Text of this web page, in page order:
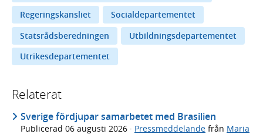
Regeringskansliet
Socialdepartementet
Statsrådsberedningen
Utbildningsdepartementet
Utrikesdepartementet
Relaterat
Sverige fördjupar samarbetet med Brasilien
Publicerad 06 augusti 2026 · Pressmeddelande från Maria